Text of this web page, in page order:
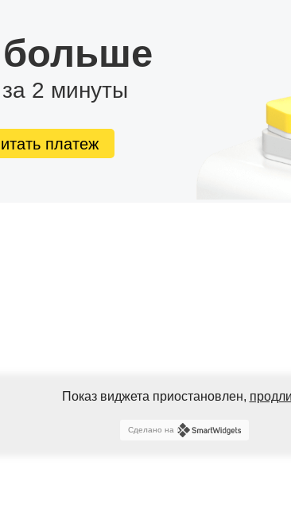
больше
2 минуты
платеж
Показ виджета приостановлен,
Сделано на